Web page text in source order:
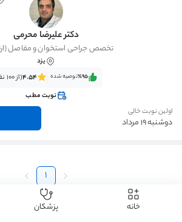
دکتر ارتوپدی کودکان دکتر ارتوپدی
دکتر علیرضا محرمی
تخصص جراحی استخوان و مفاصل
یزد
٪95‌‌‌توصیه شده 4.54(از 100 نفر)
نوبت مطب
اولین نوبت خالی
دوشنبه 19 مرداد
1
خانه پزشکان